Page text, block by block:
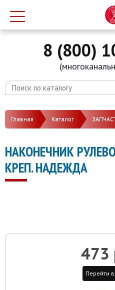
8 (800)
Главная Каталог
НАКОНЕЧНИК
КРЕП. НАДЕЖДА
473
Перейти